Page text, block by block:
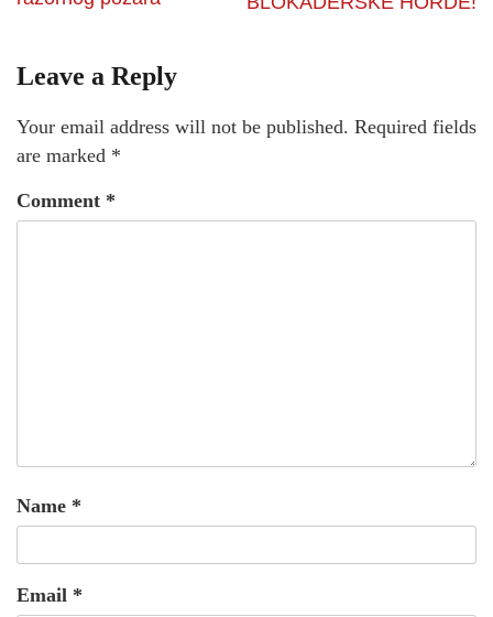
Leave a Reply
Your email address will not be published. Required fields
are marked *
Comment *
Name *
Email *